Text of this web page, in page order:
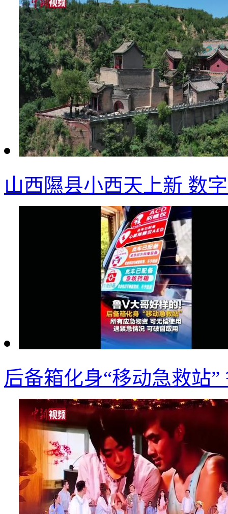
山西隰县小西天上新 数
后备箱化身“移动急救站